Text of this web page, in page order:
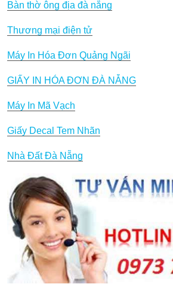
Bàn thờ ông địa đà nẵng
Thương mại điện tử
Máy In Hóa Đơn Quảng Ngãi
GIẤY IN HÓA ĐƠN ĐÀ NẴNG
Máy In Mã Vạch
Giấy Decal Tem Nhãn
Nhà Đất Đà Nẵng